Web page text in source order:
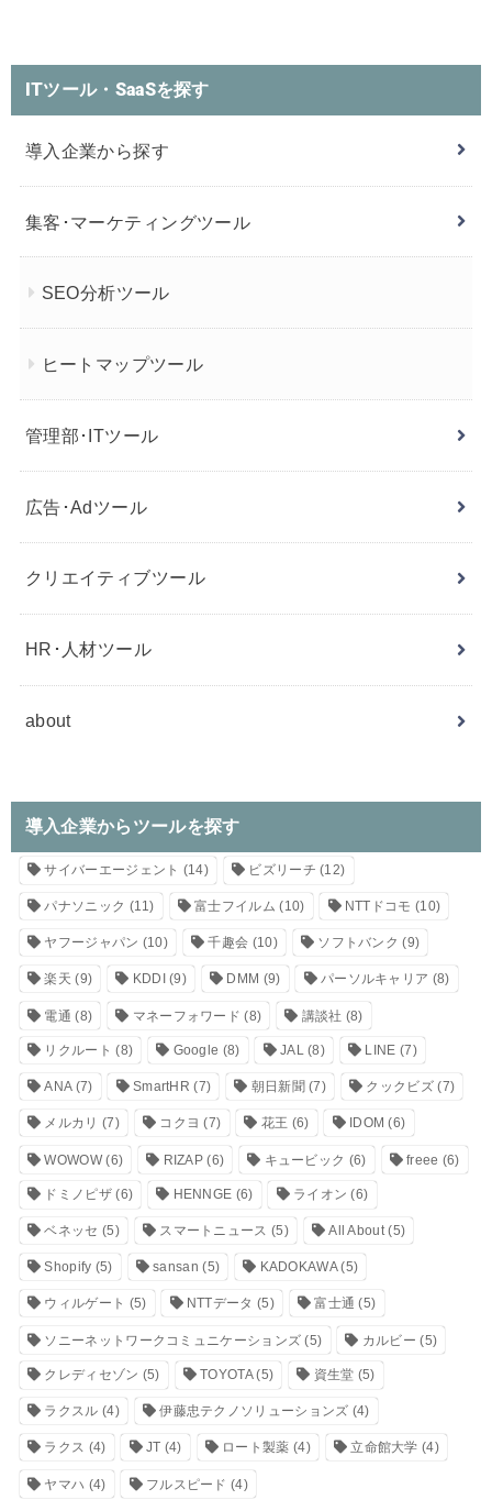
ITツール・SaaSを探す
導入企業から探す
集客･マーケティングツール
SEO分析ツール
ヒートマップツール
管理部･ITツール
広告･Adツール
クリエイティブツール
HR･人材ツール
about
導入企業からツールを探す
サイバーエージェント (14) ビズリーチ (12)
パナソニック (11) 富士フイルム (10) NTTドコモ (10)
ヤフージャパン (10) 千趣会 (10) ソフトバンク (9)
楽天 (9) KDDI (9) DMM (9) パーソルキャリア (8)
電通 (8) マネーフォワード (8) 講談社 (8)
リクルート (8) Google (8) JAL(8) LINE (7)
ANA(7) SmartHR (7) 朝日新聞 (7) クックビズ(7)
メルカリ (7) コクヨ (7) 花王 (6) IDOM (6)
WOWOW(6) RIZAP (6) キュービック (6) freee (6)
ドミノピザ(6) HENNGE (6) ライオン (6)
ベネッセ (5) スマートニュース (5) All About(5)
Shopify (5) sansan (5) KADOKAWA(5)
ウィルゲート (5) NTTデータ (5) 富士通 (5)
ソニーネットワークコミュニケーションズ (5) カルビー (5)
クレディセゾン (5) TOYOTA(5) 資生堂 (5)
ラクスル (4) 伊藤忠テクノソリューションズ (4)
ラクス (4) JT (4) ロート製薬 (4) 立命館大学 (4)
ヤマハ (4) フルスピード (4)